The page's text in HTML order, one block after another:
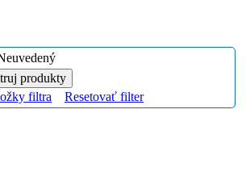
filtra Resetovať filter